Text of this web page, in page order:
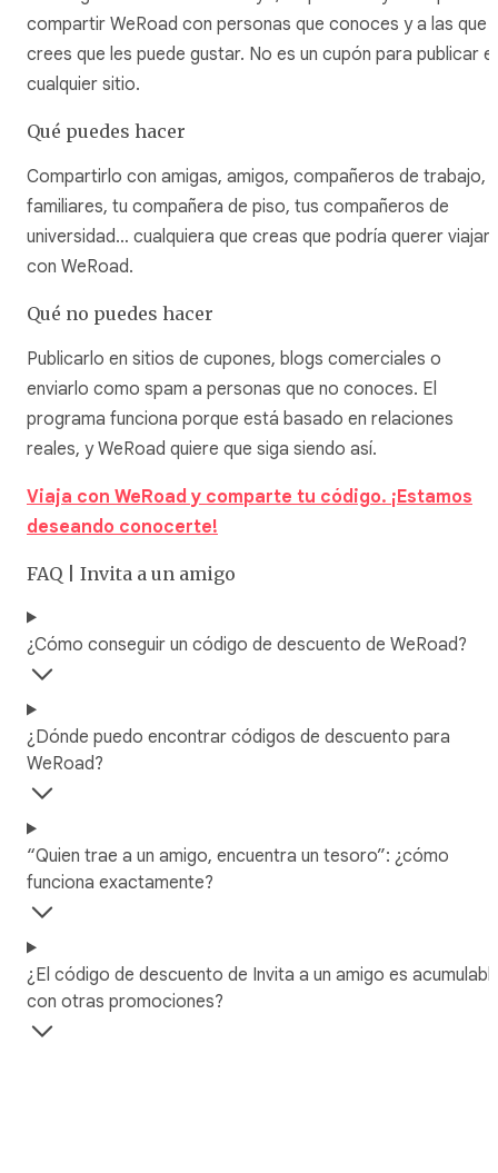
compartir WeRoad con personas que conoces y a las que
crees que les puede gustar. No es un cupón para publicar
cualquier sitio.
Qué puedes hacer
Compartirlo con amigas, amigos, compañeros de trabajo,
familiares, tu compañera de piso, tus compañeros de
universidad… cualquiera que creas que podría querer viajar
con WeRoad.
Qué no puedes hacer
Publicarlo en sitios de cupones, blogs comerciales o
enviarlo como spam a personas que no conoces. El
programa funciona porque está basado en relaciones
reales, y WeRoad quiere que siga siendo así.
Viaja con WeRoad y comparte tu código. ¡Estamos
deseando conocerte!
FAQ | Invita a un amigo
¿Cómo conseguir un código de descuento de WeRoad?
¿Dónde puedo encontrar códigos de descuento para
WeRoad?
“Quien trae a un amigo, encuentra un tesoro”: ¿cómo
funciona exactamente?
¿El código de descuento de Invita a un amigo es
con otras promociones?